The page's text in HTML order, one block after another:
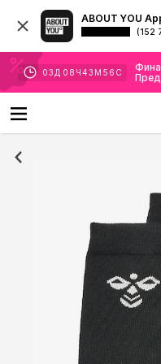
ABOUT YOU
(152
03 Д 08 Ч43 М 56 С